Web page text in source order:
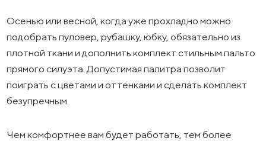
Осенью или весной, когда уже прохладно можно
подобрать пуловер, рубашку, юбку, обязательно из
плотной ткани и дополнить комплект стильным пальто
прямого силуэта. Допустимая палитра позволит
поиграть с цветами и оттенками и сделать комплект
безупречным.
Чем комфортнее вам будет работать, тем более